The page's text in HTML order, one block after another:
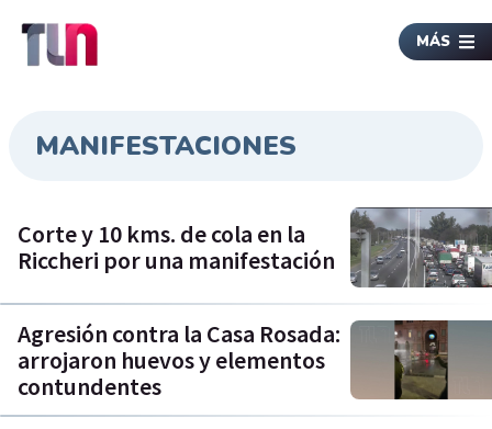
MÁS
MANIFESTACIONES
Corte y 10 kms. de cola en la
Riccheri por una manifestación
Agresión contra la Casa Rosada:
arrojaron huevos y elementos
contundentes